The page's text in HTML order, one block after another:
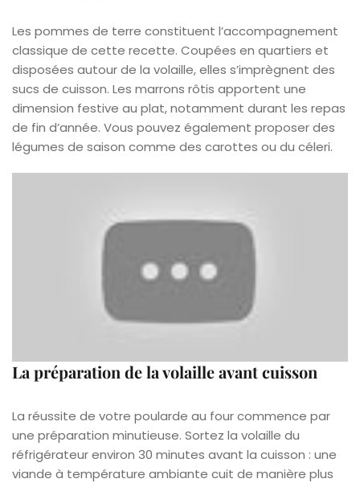
Les pommes de terre constituent l’accompagnement
classique de cette recette. Coupées en quartiers et
disposées autour de la volaille, elles s’imprègnent des
sucs de cuisson. Les marrons rôtis apportent une
dimension festive au plat, notamment durant les repas
de fin d’année. Vous pouvez également proposer des
légumes de saison comme des carottes ou du céleri.
La préparation de la volaille avant cuisson
La réussite de votre poularde au four commence par
une préparation minutieuse. Sortez la volaille du
réfrigérateur environ 30 minutes avant la cuisson : une
viande à température ambiante cuit de manière plus